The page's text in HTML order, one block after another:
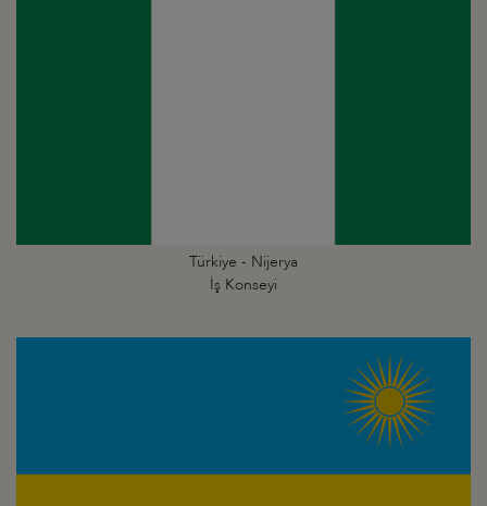
Türkiye - Nijerya
İş Konseyi